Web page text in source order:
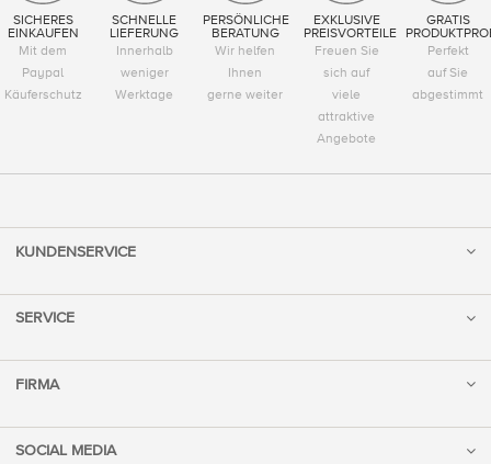
SICHERES
EINKAUFEN
Mit dem
Paypal
Käuferschutz
SCHNELLE
LIEFERUNG
Innerhalb
weniger
Werktage
PERSÖNLICHE
BERATUNG
Wir helfen
Ihnen
gerne weiter
EXKLUSIVE
PREISVORTEILE
Freuen Sie
sich auf
viele
attraktive
Angebote
GRATIS
Perfekt
auf Sie
abgestimmt
KUNDENSERVICE
SERVICE
FIRMA
SOCIAL MEDIA